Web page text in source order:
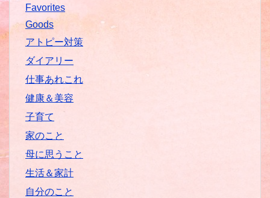
Favorites
Goods
アトピー対策
ダイアリー
仕事あれこれ
健康＆美容
子育て
家のこと
母に思うこと
生活＆家計
自分のこと